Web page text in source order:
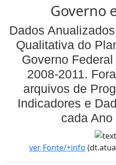
Governo
Dados
Qualitativa do
Governo
2008-2011.
arquivos de
Indicadores e
cada Ano
ver Fonte/+info